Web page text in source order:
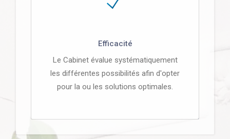
Efficacité
Le Cabinet évalue systématiquement
les différentes possibilités afin d'opter
pour la ou les solutions optimales.